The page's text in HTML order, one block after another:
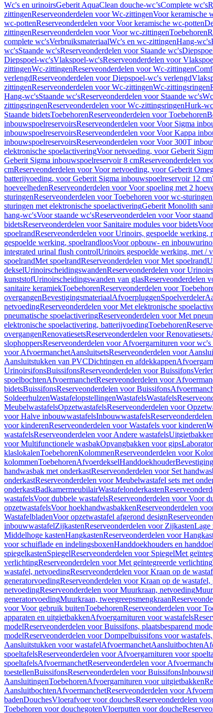
Wc's en urinoirsGeberit AquaClean douche-wc’sComplete wc's
zittingenReserveonderdelen voor Wc-zittingenVoor keramische
wc-pottenReserveonderdelen voor Voor keramische wc-potten
zittingenReserveonderdelen voor Voor wc-zittingenToebehoren
complete wc'sVerbruiksmateriaalWc's en wc-zittingenHang-wc's
wc'sStaande wc'sReserveonderdelen voor Staande wc's
Diepspoel-wc'sVlakspoel-wc'sReserveonderdelen voor
zittingenWc-zittingenReserveonderdelen voor Wc-zittingen
verlengdReserveonderdelen voor Diepspoel-wc's verlengd
zittingenReserveonderdelen voor Wc-zittingenWc-zittingsringen
Hang-wc'sStaande wc'sReserveonderdelen voor Staande wc's
zittingsringenReserveonderdelen voor Wc-zittingsringenHurk-
Staande bidetsToebehorenReserveonderdelen voor Toebehoren
inbouwspoelreservoirsReserveonderdelen voor Voor Sigma
inbouwspoelreservoirsReserveonderdelen voor Voor Kappa
inbouwspoelreservoirsReserveonderdelen voor Voor 300T
elektronische spoelactiveringVoor netvoeding, voor Geberit
Geberit Sigma inbouwspoelreservoir 8 cmReserveonderdelen
cmReserveonderdelen voor Voor netvoeding, voor Geberit
batterijvoeding, voor Geberit Sigma inbouwspoelreservoir 12 cm
hoeveelhedenReserveonderdelen voor Voor spoeling met 2
sturingenReserveonderdelen voor Toebehoren voor wc-sturingen
sturingen met elektronische spoelactiveringGeberit Monolith
hang-wc'sVoor staande wc'sReserveonderdelen voor Voor
bidetsReserveonderdelen voor Sanitaire modules voor bidets
spoelrandReserveonderdelen voor Urinoirs, gespoelde werking,
gespoelde werking, spoelrandloosVoor opbouw- en
integrated urinal flush controlUrinoirs gespoelde werking, met /
spoelrandMet spoelrandReserveonderdelen voor Met spoelrand
dekselUrinoirscheidingswandenReserveonderdelen voor
kunststofUrinoirscheidingswanden van glasReserveonderdelen
sanitaire keramiekToebehorenReserveonderdelen voor
overgangenBevestigingsmateriaalAfvoerpluggenSpoelverdeler
netvoedingReserveonderdelen voor Met elektronische
pneumatische spoelactiveringReserveonderdelen voor Met
elektronische spoelactivering, batterijvoedingToebehoren
overgangenRenovatiesetsReserveonderdelen voor Renovatiesets
slophoppersReserveonderdelen voor Afvoergarnituren voor wc's
voor AfvoermanchetAansluitsetsReserveonderdelen voor
Aansluitstukken van PVCDichtingen en afdekkappen
UrinoirsifonsBuissifonsReserveonderdelen voor Buissifons
spoelbochtenAfvoermanchetReserveonderdelen voor
bidetsBuissifonsReserveonderdelen voor Buissifons
SoldeerhulzenWastafelopstellingenWastafelsWastafels
MeubelwastafelsOpzetwastafelsReserveonderdelen voor
voor Halve inbouwwastafelsInbouwwastafels
voor kinderenReserveonderdelen voor Wastafels voor kinderen
wastafelsReserveonderdelen voor Andere wastafelsUitgietbakken
voor Multifunctionele wasbakOpvangbakken voor gips
klaslokalenToebehorenKolommenReserveonderdelen voor
kolommenToebehorenAfvoerdekselHanddoekhouder
handwasbak met onderkastReserveonderdelen voor Set
onderkastReserveonderdelen voor Meubelwastafel sets met
onderkastBadkamermeubilairWastafelonderkasten
wastafelsVoor dubbele wastafelsReserveonderdelen voor Voor
opzetwastafelsVoor hoekhandwasbakkenReserveonderdelen
WastafelbladenVoor opzetwastafel afgerond design
inbouwwastafelZijkastenReserveonderdelen voor ZijkastenLage
Middelhoge kastenHangkastenReserveonderdelen voor
voor schuiflade en indelingsboxenHanddoekhouders en
spiegelkastenSpiegelReserveonderdelen voor SpiegelMet
verlichtingReserveonderdelen voor Met geïntegreerde verlichting
wastafel, netvoedingReserveonderdelen voor Kraan op de
generatorvoedingReserveonderdelen voor Kraan op de
netvoedingReserveonderdelen voor Muurkraan, netvoeding
generatorvoedingMuurkraan, tweegreepsmengkraan
voor Voor gebruik buitenToebehorenReserveonderdelen voor
apparaten en uitgietbakkenAfvoergarnituren voor wastafels
modelReserveonderdelen voor Buissifons, plaatsbesparend
modelReserveonderdelen voor Dompelbuissifons voor
Aansluitstukken voor wastafelAfvoermanchetAansluitbochten
spoeltafelsReserveonderdelen voor Afvoergarnituren voor
spoeltafelsAfvoermanchetReserveonderdelen voor
toestellenBuissifonsReserveonderdelen voor Buissifons
AansluitingenToebehorenAfvoergarnituren voor uitgietbakken
AansluitbochtenAfvoermanchetReserveonderdelen voor
badenDouchesVloerafvoer voor douchesReserveonderdelen
Toebehoren voor douchegotenVloerputten voor douche